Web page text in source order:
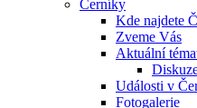
Černíky
Kde najdete
Zveme Vás
Aktuální
Události v
Fotogalerie